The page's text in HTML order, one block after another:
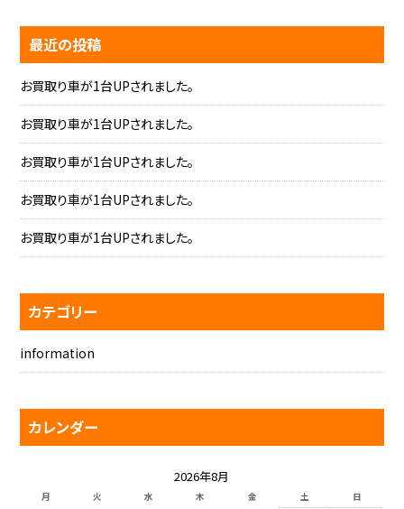
最近の投稿
お買取り車が1台UPされました。
お買取り車が1台UPされました。
お買取り車が1台UPされました。
お買取り車が1台UPされました。
お買取り車が1台UPされました。
カテゴリー
information
カレンダー
2026年8月
月 火 水 木 金 土 日